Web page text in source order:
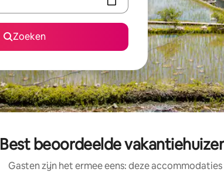
Zoeken
Best beoordeelde
Gasten zijn het ermee eens: deze